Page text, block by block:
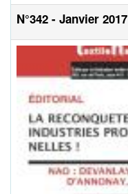
N°342 - Janvier 2017